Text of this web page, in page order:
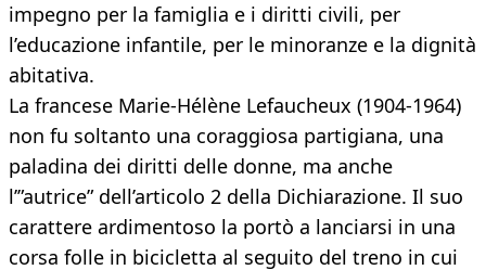
impegno per la famiglia e i diritti civili, per
l’educazione infantile, per le minoranze e la dignità
abitativa.
La francese Marie-Hélène Lefaucheux (1904-1964)
non fu soltanto una coraggiosa partigiana, una
paladina dei diritti delle donne, ma anche
l’”autrice” dell’articolo 2 della Dichiarazione. Il suo
carattere ardimentoso la portò a lanciarsi in una
corsa folle in bicicletta al seguito del treno in cui